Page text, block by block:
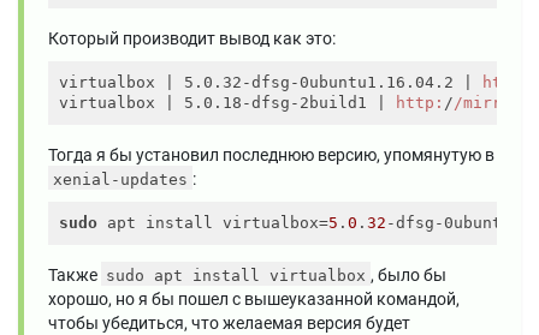
Который производит вывод как это:
virtualbox | 5.0.32-dfsg-0ubuntu1.16.04.2 | http:
virtualbox
| 5.0.18-dfsg-2build1 | http: //
Тогда я бы установил последнюю версию, упомянутую в
xenial-updates :
sudo apt install virtualbox=5 .0 .32 -dfsg-0ubuntu1.
Также sudo apt install virtualbox , было бы
хорошо, но я бы пошел с вышеуказанной командой,
чтобы убедиться, что желаемая версия будет